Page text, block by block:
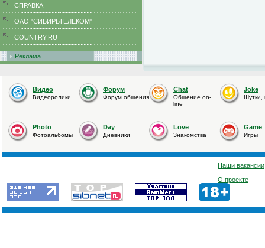
CПРАВКА
ОАО "СИБИРЬТЕЛЕКОМ"
COUNTRY.RU
Реклама
Видео
Видеоролики
Форум
Форум общения
Chat
Общение on-
line
Joke
Шутки,
Photo
Фотоальбомы
Day
Дневники
Love
Знакомства
Game
Игры
Наши вакансии
О проекте